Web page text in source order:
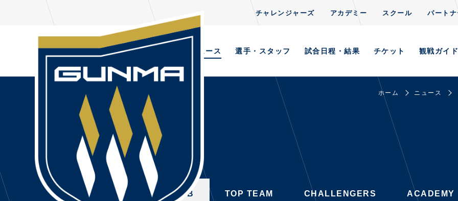
チャレンジャーズ アカデミー スクール パートナ
ニュース 選手・スタッフ 試合日程・結果 チケット 観戦ガイド
NEWS
TOPICS
CLUB
TOP TEAM
PLAYERS / STAFFS
・練習場ごとの注意事項
GAMES
試合日程・結果
ホームイベント情報
ホーム ニュース
ニュース NEWS
ALL TOPICS CLUB TOP TEAM CHALLENGERS ACADEMY
CLUB TOP TEAM CHALLENGERS ACADEMY